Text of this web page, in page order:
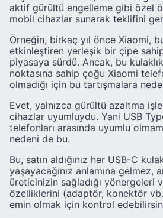
aktif gürültü engelleme gibi özel
mobil cihazlar sunarak teklifini
Örneğin, birkaç yıl önce Xiaomi,
etkinleştiren yerleşik bir çipe
piyasaya sürdü. Ancak, bu
noktasına sahip çoğu Xiaomi
olmadığı için bu tartışmalara
Evet, yalnızca gürültü azaltma
cihazlar uyumluydu. Yani USB
telefonları arasında uyumlu
nedeni de bu.
Bu, satın aldığınız her USB-C
yaşayacağınız anlamına gelmez,
üreticinizin sağladığı yönergeleri
özelliklerini (adaptör, konektör
emin olmak için kontrol